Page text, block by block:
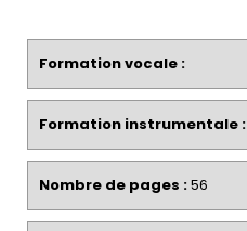
Formation vocale :
Formation instrumentale :
Nombre de pages :56